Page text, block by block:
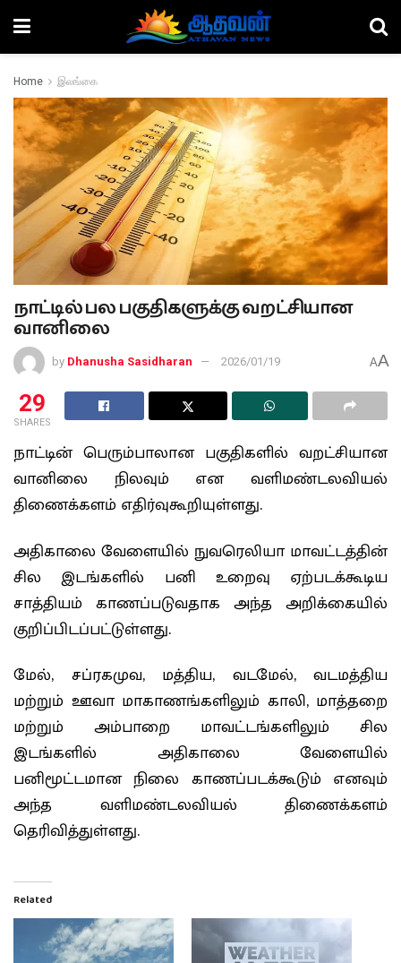
Home இலங்கை
நாட்டில் பல பகுதிகளுக்கு வறட்சியான
வானிலை
by Dhanusha Sasidharan 2026/01/19 AA
29
SHARES
நாட்டின் பெரும்பாலான பகுதிகளில் வறட்சியான
வானிலை நிலவும் என வளிமண்டலவியல்
திணைக்களம் எதிர்வுகூறியுள்ளது.
அதிகாலை வேளையில் நுவரெலியா மாவட்டத்தின்
சில இடங்களில் பனி உறைவு ஏற்படக்கூடிய
சாத்தியம் காணப்படுவதாக அந்த அறிக்கையில்
குறிப்பிடப்பட்டுள்ளது.
மேல், சப்ரகமுவ, மத்திய, வடமேல், வடமத்திய
மற்றும் ஊவா மாகாணங்களிலும் காலி, மாத்தறை
மற்றும் அம்பாறை மாவட்டங்களிலும் சில
இடங்களில் அதிகாலை வேளையில்
பனிமூட்டமான நிலை காணப்படக்கூடும் எனவும்
அந்த வளிமண்டலவியல் திணைக்களம்
தெரிவித்துள்ளது.
Related